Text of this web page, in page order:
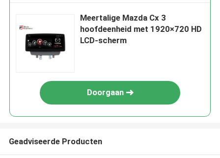
Meertalige Mazda Cx 3
hoofdeenheid met 1920×720 HD
LCD-scherm
Doorgaan
Geadviseerde Producten